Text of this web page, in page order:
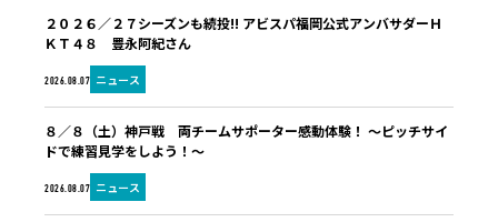
2026.08.07 ニュース
２０２６／２７シーズンも続投!! アビスパ福岡公式アンバサダーＨ
ＫＴ４８ 豊永阿紀さん
2026.08.07 ニュース
８／８（土）神戸戦 両チームサポーター感動体験！ ～ピッチサイ
ドで練習見学をしよう！～